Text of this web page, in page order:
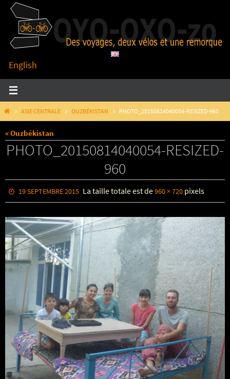
Passer
contenu
English
HOMEASIE CENTRALE OUZBÉKISTAN PHOTO_20150814040054-RESIZED-960
« Ouzbékistan
PHOTO_20150814040054-RESIZED-
960
19 SEPTEMBRE 2015 La taille totale est de960 × 720 pixels